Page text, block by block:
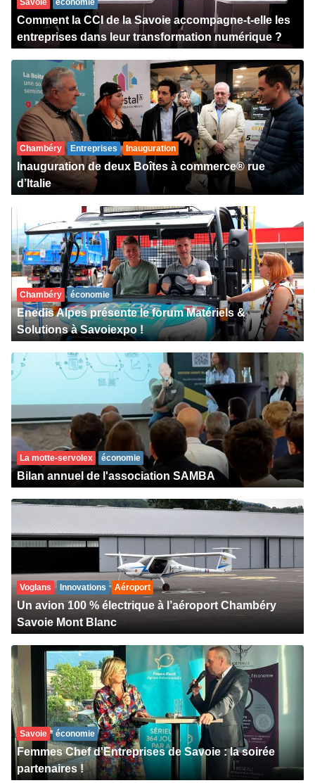
Savoie économie
Comment la CCI de la Savoie accompagne-t-elle les
entreprises dans leur transformation numérique ?
Chambéry Entreprises Inauguration
Inauguration de deux Boîtes à commerce® rue
d’Italie
Chambéry économie
Enedis Alpes présente le forum Matériels &
Solutions à Savoiexpo !
La motte-servolex économie
Bilan annuel de l'association SAMBA
Voglans Innovations Aéroport
Un avion 100 % électrique à l’aéroport Chambéry
Savoie Mont Blanc
Savoie économie
Femmes Chef d'Entreprises de Savoie : la soirée
partenaires !